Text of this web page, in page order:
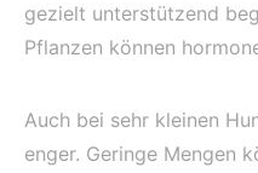
gezielt unterstützend
Pflanzen können
Auch bei sehr kleinen
enger. Geringe Mengen